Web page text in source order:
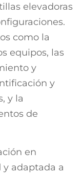
elevadoras
como la
equipos, las
y
y
y la
de
en
y adaptada a